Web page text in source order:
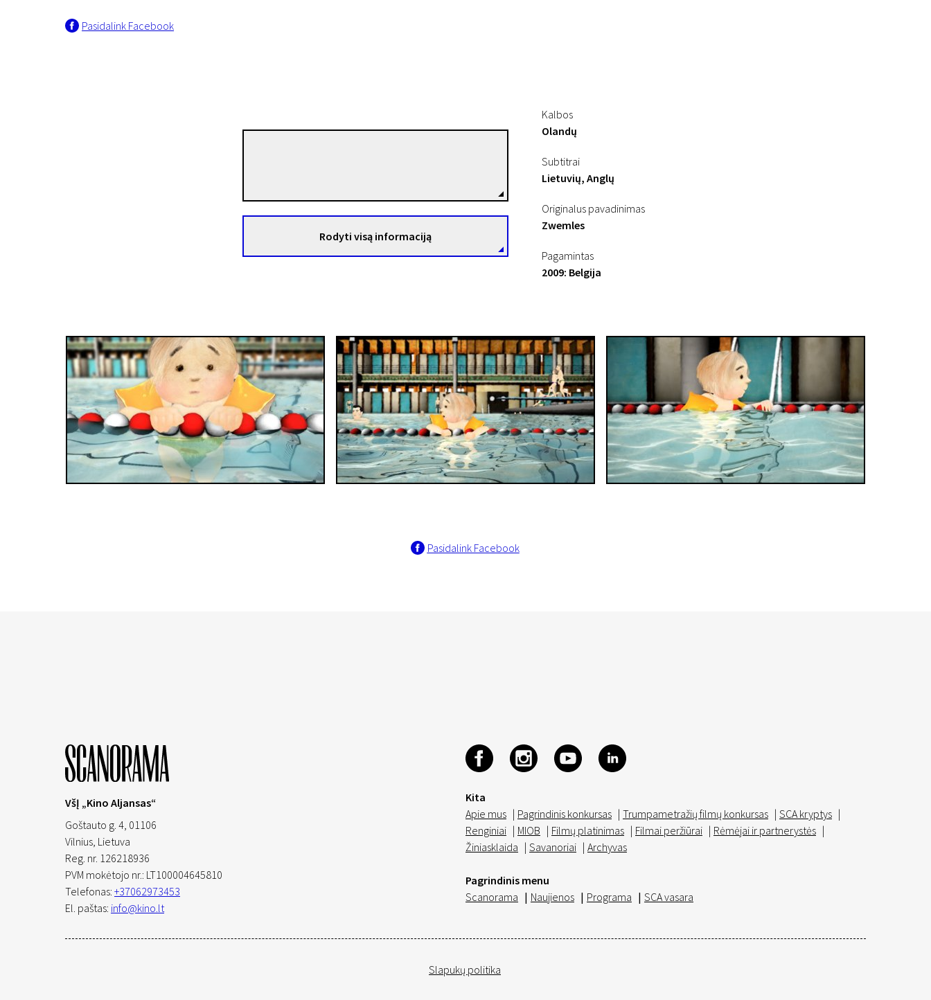
Trumpametražių filmų programa „Europos kino akademijos nominantai ir laureatai 2009“
Pasidalink Facebook
Rodyti visą informaciją
Kalbos
Olandų
Subtitrai
Lietuvių, Anglų
Originalus pavadinimas
Zwemles
Pagamintas
2009: Belgija
Pasidalink Facebook
Kita
Apie mus | Pagrindinis konkursas | Trumpametražių filmų konkursas | SCA kryptys |
Renginiai | MIOB | Filmų platinimas | Filmai peržiūrai | Rėmėjai ir partnerystės |
Žiniasklaida | Savanoriai | Archyvas
Pagrindinis menu
Scanorama | Naujienos | Programa | SCA vasara
VšĮ „Kino Aljansas“
Goštauto g. 4, 01106
Vilnius, Lietuva
Reg. nr. 126218936
PVM mokėtojo nr.: LT100004645810
Telefonas: +37062973453
El. paštas: info@kino.lt
Slapukų politika